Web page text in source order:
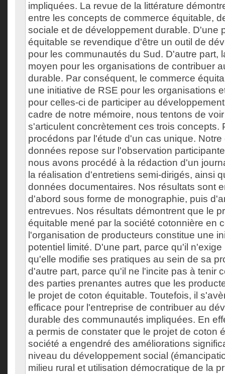
impliquées. La revue de la littérature
entre les concepts de commerce équitable,
sociale et de développement durable. D'une
équitable se revendique d'être un outil de
pour les communautés du Sud. D'autre part,
moyen pour les organisations de contribuer
durable. Par conséquent, le commerce
une initiative de RSE pour les organisations
pour celles-ci de participer au
cadre de notre mémoire, nous tentons de
s'articulent concrètement ces trois concepts.
procédons par l'étude d'un cas unique. Notre
données repose sur l'observation
nous avons procédé à la rédaction d'un
la réalisation d'entretiens semi-dirigés, ainsi
données documentaires. Nos résultats sont
d'abord sous forme de monographie, puis
entrevues. Nos résultats démontrent que le
équitable mené par la société cotonnière en
l'organisation de producteurs constitue une
potentiel limité. D'une part, parce qu'il
qu'elle modifie ses pratiques au sein de sa
d'autre part, parce qu'il ne l'incite pas à tenir
des parties prenantes autres que les
le projet de coton équitable. Toutefois, il
efficace pour l'entreprise de contribuer au
durable des communautés impliquées. En
a permis de constater que le projet de coton
société a engendré des améliorations
niveau du développement social
milieu rural et utilisation démocratique de la